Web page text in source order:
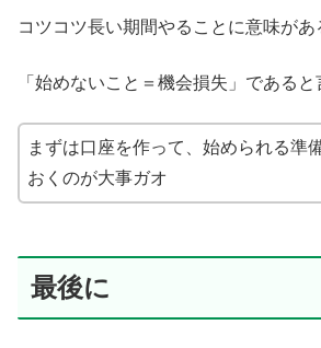
コツコツ長い期間やることに意味があ
「始めないこと＝機会損失」であると
まずは口座を作って、始められる準
おくのが大事ガオ
最後に